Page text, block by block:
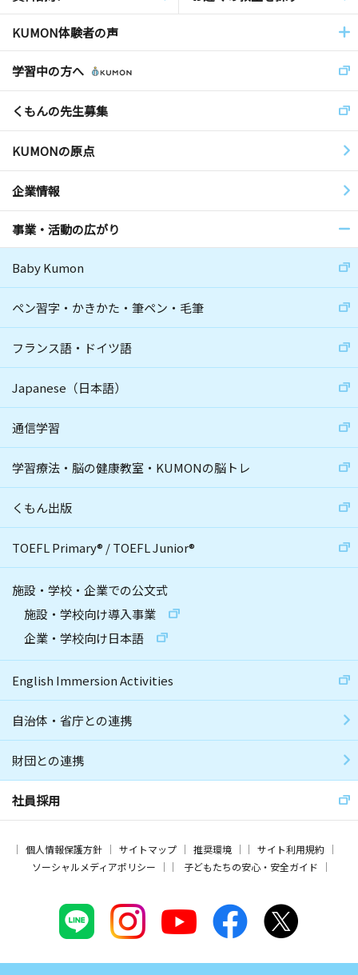
KUMON体験者の声
学習中の方へ
くもんの先生募集
KUMONの原点
企業情報
事業・活動の広がり
Baby Kumon
ペン習字・かきかた・筆ペン・毛筆
フランス語・ドイツ語
Japanese（日本語）
通信学習
学習療法・脳の健康教室・KUMONの脳トレ
くもん出版
TOEFL Primary® /TOEFL Junior®
施設・学校・企業での公文式
施設・学校向け導入事業
企業・学校向け日本語
English Immersion Activities
自治体・省庁との連携
財団との連携
社員採用
個人情報保護方針 サイトマップ 推奨環境
サイト利用規約
ソーシャルメディアポリシー
子どもたちの安心・安全ガイド